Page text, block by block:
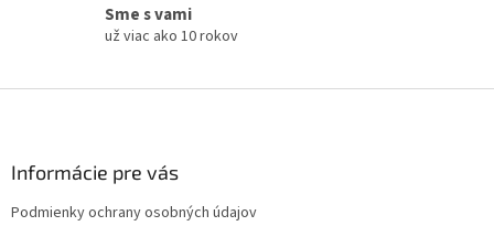
Sme s vami
už viac ako 10 rokov
Informácie pre vás
Podmienky ochrany osobných údajov